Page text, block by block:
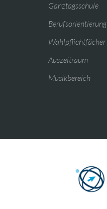
Ganztagsschule
Berufsorientierung
Wahlpflichtfächer
Auszeitraum
Musikbereich